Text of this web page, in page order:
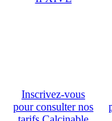
Inscrivez-vous
pour consulter nos